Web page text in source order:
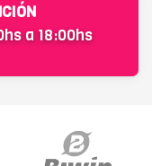
a 18:00hs